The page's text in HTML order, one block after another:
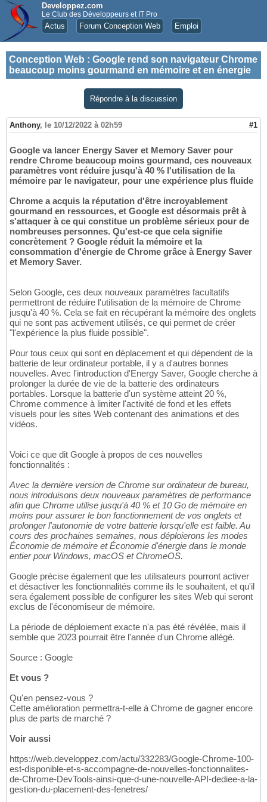
Developpez.com
Le Club des Développeurs et IT Pro
Actus Forum Conception Web Emploi
Conception Web : Google rend son navigateur Chrome
beaucoup moins gourmand en mémoire et en énergie
Répondre à la discussion
Anthony, le 10/12/2022 à 02h59 #1
Google va lancer Energy Saver et Memory Saver pour
rendre Chrome beaucoup moins gourmand, ces nouveaux
paramètres vont réduire jusqu'à 40 % l'utilisation de la
mémoire par le navigateur, pour une expérience plus fluide
Chrome a acquis la réputation d'être incroyablement
gourmand en ressources, et Google est désormais prêt à
s'attaquer à ce qui constitue un problème sérieux pour de
nombreuses personnes. Qu'est-ce que cela signifie
concrètement ? Google réduit la mémoire et la
consommation d'énergie de Chrome grâce à Energy Saver
et Memory Saver.
Selon Google, ces deux nouveaux paramètres facultatifs
permettront de réduire l'utilisation de la mémoire de Chrome
jusqu'à 40 %. Cela se fait en récupérant la mémoire des onglets
qui ne sont pas activement utilisés, ce qui permet de créer
"l'expérience la plus fluide possible".
Pour tous ceux qui sont en déplacement et qui dépendent de la
batterie de leur ordinateur portable, il y a d'autres bonnes
nouvelles. Avec l'introduction d'Energy Saver, Google cherche à
prolonger la durée de vie de la batterie des ordinateurs
portables. Lorsque la batterie d'un système atteint 20 %,
Chrome commence à limiter l'activité de fond et les effets
visuels pour les sites Web contenant des animations et des
vidéos.
Voici ce que dit Google à propos de ces nouvelles
fonctionnalités :
Avec la dernière version de Chrome sur ordinateur de bureau,
nous introduisons deux nouveaux paramètres de performance
afin que Chrome utilise jusqu'à 40 % et 10 Go de mémoire en
moins pour assurer le bon fonctionnement de vos onglets et
prolonger l'autonomie de votre batterie lorsqu'elle est faible. Au
cours des prochaines semaines, nous déploierons les modes
Économie de mémoire et Économie d'énergie dans le monde
entier pour Windows, macOS et ChromeOS.
Google précise également que les utilisateurs pourront activer
et désactiver les fonctionnalités comme ils le souhaitent, et qu'il
sera également possible de configurer les sites Web qui seront
exclus de l'économiseur de mémoire.
La période de déploiement exacte n'a pas été révélée, mais il
semble que 2023 pourrait être l'année d'un Chrome allégé.
Source : Google
Et vous ?
Qu'en pensez-vous ?
Cette amélioration permettra-t-elle à Chrome de gagner encore
plus de parts de marché ?
Voir aussi
https://web.developpez.com/actu/332283/Google-Chrome-100-
est-disponible-et-s-accompagne-de-nouvelles-fonctionnalites-
de-Chrome-DevTools-ainsi-que-d-une-nouvelle-API-dediee-a-la-
gestion-du-placement-des-fenetres/